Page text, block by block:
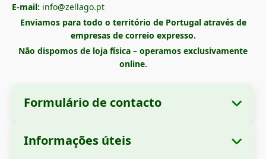
E-mail: info@zellago.pt
Enviamos para todo o território de Portugal através de
empresas de correio expresso.
Não dispomos de loja física – operamos exclusivamente
online.
Formulário de contacto
Informações da empresa
Informações úteis